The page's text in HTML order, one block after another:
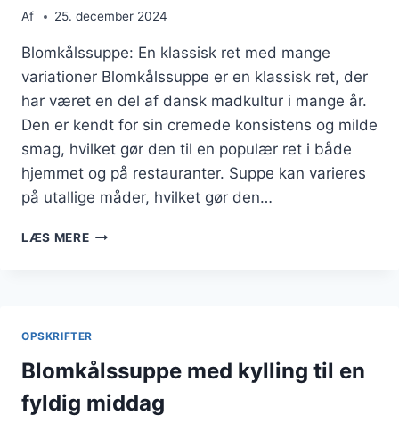
Af 25. december 2024
Blomkålssuppe: En klassisk ret med mange
variationer Blomkålssuppe er en klassisk ret, der
har været en del af dansk madkultur i mange år.
Den er kendt for sin cremede konsistens og milde
smag, hvilket gør den til en populær ret i både
hjemmet og på restauranter. Suppe kan varieres
på utallige måder, hvilket gør den…
LÆS MEREBLOMKÅLSSUPPE
OPSKRIFTER
Blomkålssuppe med kylling til en
fyldig middag